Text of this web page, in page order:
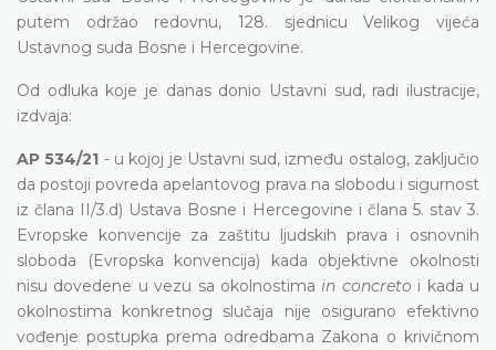
putem održao redovnu, 128. sjednicu Velikog vijeća
Ustavnog suda Bosne i Hercegovine.
Od odluka koje je danas donio Ustavni sud, radi ilustracije,
izdvaja:
AP 534/21 - u kojoj je Ustavni sud, između ostalog, zaključio
da postoji povreda apelantovog prava na slobodu i sigurnost
iz člana II/3.d) Ustava Bosne i Hercegovine i člana 5. stav 3.
Evropske konvencije za zaštitu ljudskih prava i osnovnih
sloboda (Evropska konvencija) kada objektivne okolnosti
nisu dovedene u vezu sa okolnostimain concreto i kada u
okolnostima konkretnog slučaja nije osigurano efektivno
vođenje postupka prema odredbama Zakona o krivičnom